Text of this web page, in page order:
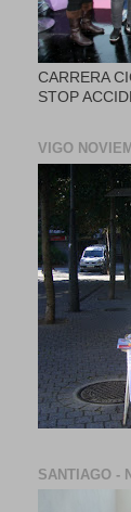
CARRERA
STOP
VIGO
SANTIAGO -